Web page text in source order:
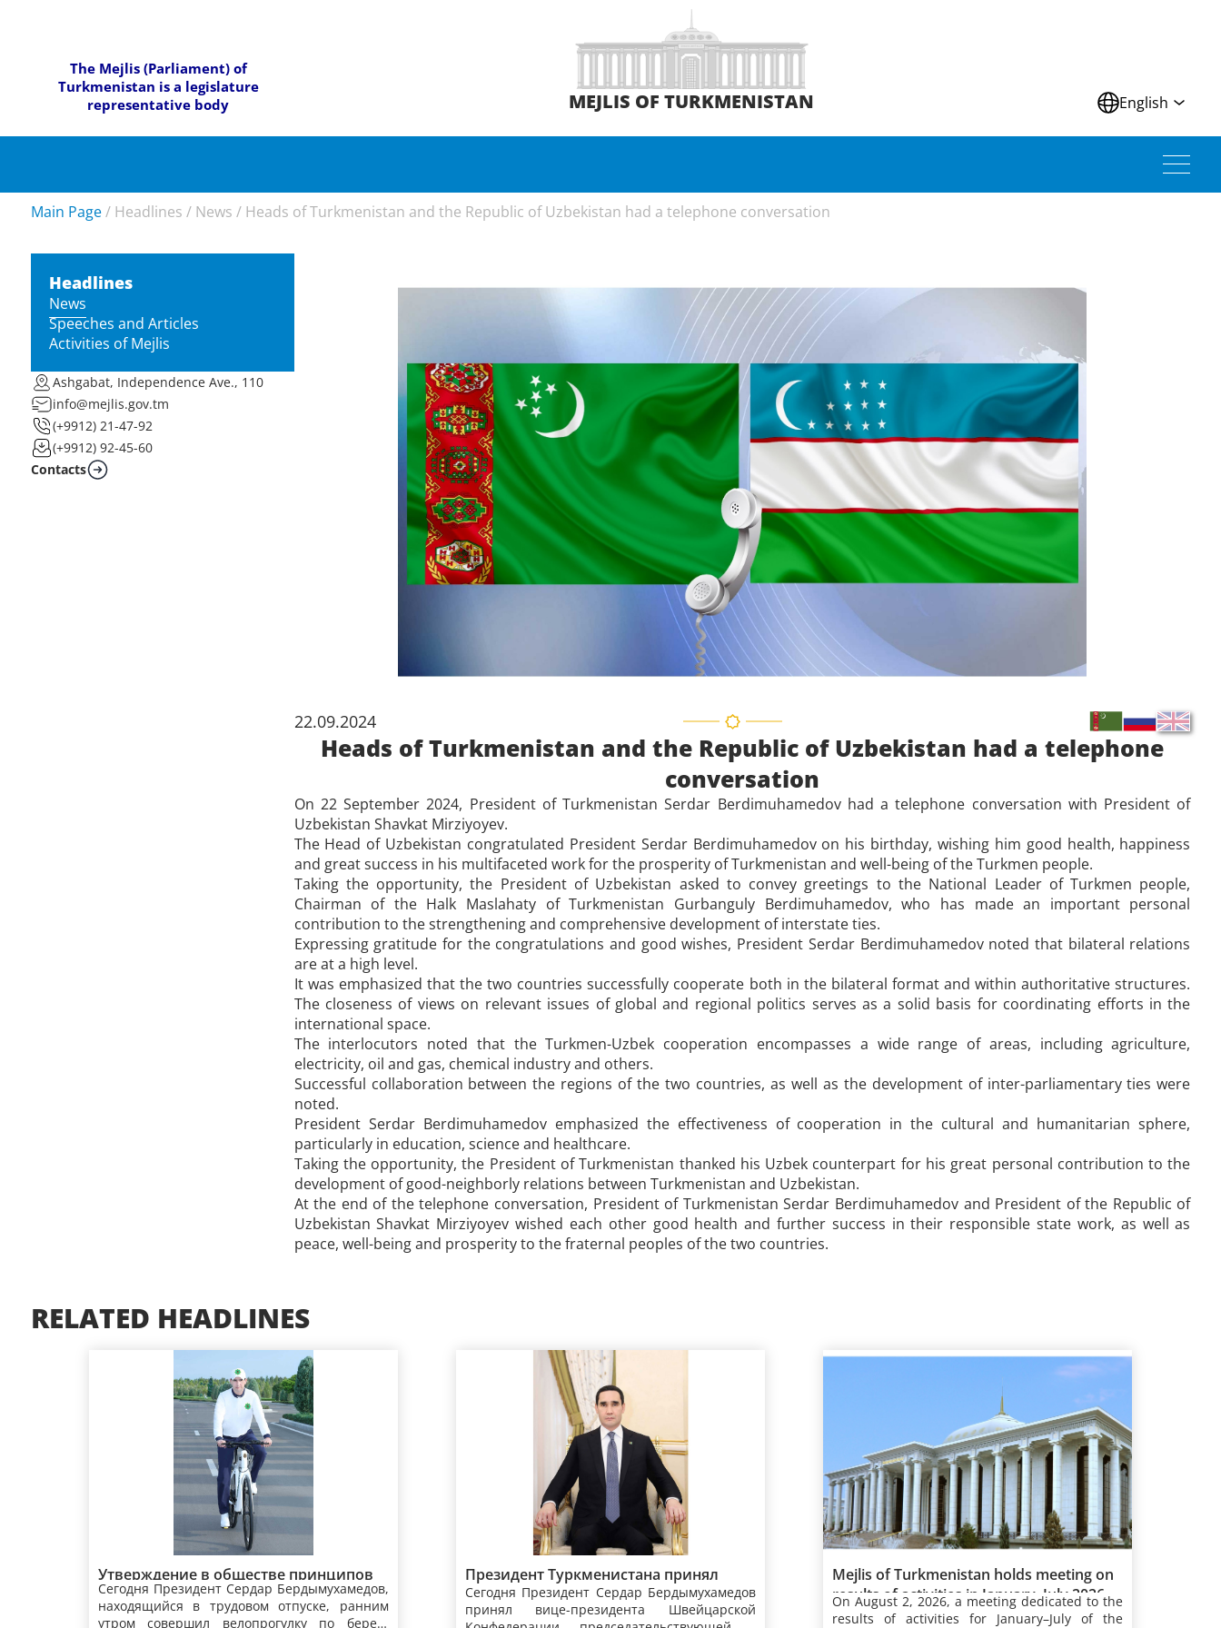
The Mejlis (Parliament) of
Turkmenistan is a legislature
representative body
MEJLIS OF TURKMENISTAN English
Main Page / Headlines / News / Heads of Turkmenistan and the Republic of Uzbekistan had a telephone conversation
Headlines
News
Speeches and Articles
Activities of Mejlis
Ashgabat, Independence Ave., 110
info@mejlis.gov.tm
(+9912) 21-47-92
(+9912) 92-45-60
Contacts
22.09.2024
Heads of Turkmenistan and the Republic of Uzbekistan had a telephone
conversation
On 22 September 2024, President of Turkmenistan Serdar Berdimuhamedov had a telephone conversation with President of
Uzbekistan Shavkat Mirziyoyev.
The Head of Uzbekistan congratulated President Serdar Berdimuhamedov on his birthday, wishing him good health, happiness
and great success in his multifaceted work for the prosperity of Turkmenistan and well-being of the Turkmen people.
Taking the opportunity, the President of Uzbekistan asked to convey greetings to the National Leader of Turkmen people,
Chairman of the Halk Maslahaty of Turkmenistan Gurbanguly Berdimuhamedov, who has made an important personal
contribution to the strengthening and comprehensive development of interstate ties.
Expressing gratitude for the congratulations and good wishes, President Serdar Berdimuhamedov noted that bilateral relations
are at a high level.
It was emphasized that the two countries successfully cooperate both in the bilateral format and within authoritative structures.
The closeness of views on relevant issues of global and regional politics serves as a solid basis for coordinating efforts in the
international space.
The interlocutors noted that the Turkmen-Uzbek cooperation encompasses a wide range of areas, including agriculture,
electricity, oil and gas, chemical industry and others.
Successful collaboration between the regions of the two countries, as well as the development of inter-parliamentary ties were
noted.
President Serdar Berdimuhamedov emphasized the effectiveness of cooperation in the cultural and humanitarian sphere,
particularly in education, science and healthcare.
Taking the opportunity, the President of Turkmenistan thanked his Uzbek counterpart for his great personal contribution to the
development of good-neighborly relations between Turkmenistan and Uzbekistan.
At the end of the telephone conversation, President of Turkmenistan Serdar Berdimuhamedov and President of the Republic of
Uzbekistan Shavkat Mirziyoyev wished each other good health and further success in their responsible state work, as well as
peace, well-being and prosperity to the fraternal peoples of the two countries.
RELATED HEADLINES
Утверждение в обществе принципов
здорового образа жизни –
приоритетный аспект
Сегодня Президент Сердар Бердымухамедов,
находящийся в трудовом отпуске, ранним
утром совершил велопрогулку по берегу
Президент Туркменистана принял
вице-президента, главу Федерального
департамента иностранных дел
Сегодня Президент Сердар Бердымухамедов
принял вице-президента Швейцарской
Mejlis of Turkmenistan holds meeting on
results of activities in January–July 2026
On August 2, 2026, a meeting dedicated to the
results of activities for January–July of the